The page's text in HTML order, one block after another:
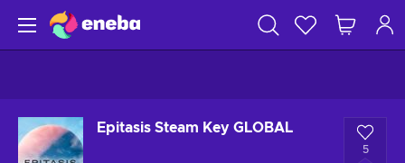
Epitasis Steam Key GLOBAL
5